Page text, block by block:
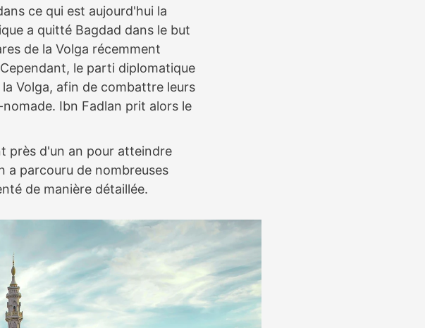
ce qui est aujourd'hui la
a quitté Bagdad dans le but
de la Volga récemment
le parti diplomatique
Volga, afin de combattre leurs
Ibn Fadlan prit alors le
près d'un an pour atteindre
a parcouru de nombreuses
de manière détaillée.